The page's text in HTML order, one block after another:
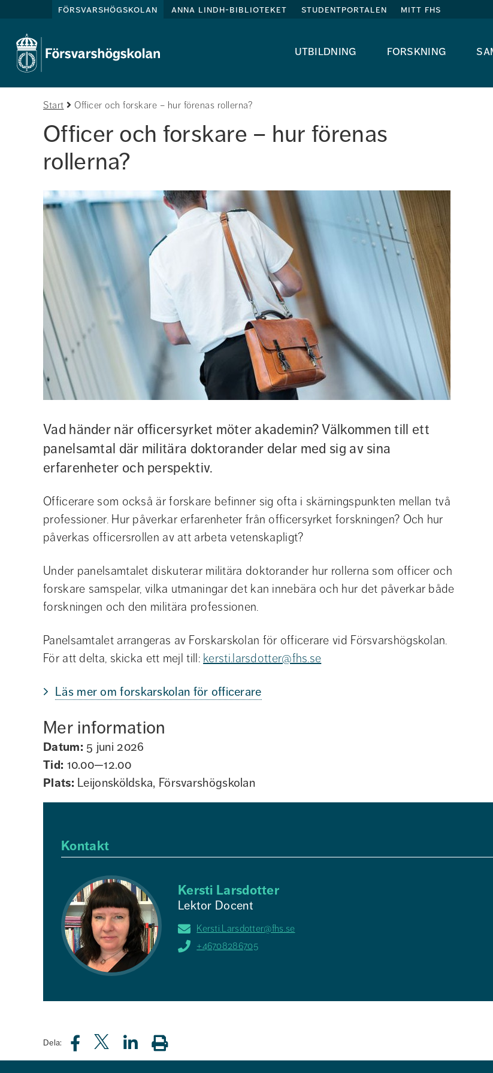
försvarshögskolan anna lindh-biblioteket studentportalen mitt fhs
utbildning forskning
Start Officer och forskare – hur förenas rollerna?
Officer och forskare – hur förenas
rollerna?
Vad händer när officersyrket möter akademin? Välkommen till ett
panelsamtal där militära doktorander delar med sig av sina
erfarenheter och perspektiv.
Officerare som också är forskare befinner sig ofta i skärningspunkten mellan två
professioner. Hur påverkar erfarenheter från officersyrket forskningen? Och hur
påverkas officersrollen av att arbeta vetenskapligt?
Under panelsamtalet diskuterar militära doktorander hur rollerna som officer och
forskare samspelar, vilka utmaningar det kan innebära och hur det påverkar både
forskningen och den militära professionen.
Panelsamtalet arrangeras av Forskarskolan för officerare vid Försvarshögskolan.
För att delta, skicka ett mejl till: kersti.larsdotter@fhs.se
Läs mer om forskarskolan för officerare
Mer information
Datum: 5 juni 2026
Tid: 10.00—12.00
Plats: Leijonsköldska, Försvarshögskolan
Kontakt
Kersti Larsdotter
Lektor Docent
Kersti.Larsdotter@fhs.se
+46708286705
Dela: